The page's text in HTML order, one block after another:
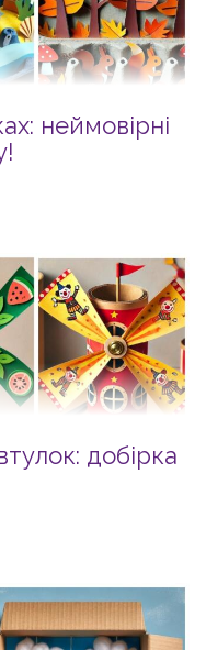
неймовірні
добірка